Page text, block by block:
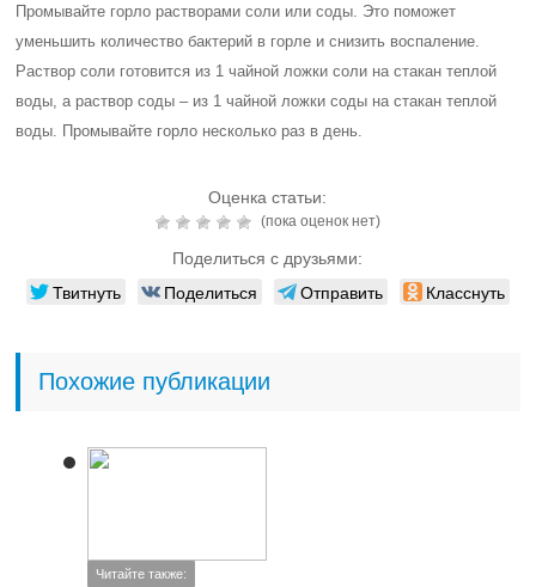
Промывайте горло растворами соли или соды. Это поможет
уменьшить количество бактерий в горле и снизить воспаление.
Раствор соли готовится из 1 чайной ложки соли на стакан теплой
воды, а раствор соды – из 1 чайной ложки соды на стакан теплой
воды. Промывайте горло несколько раз в день.
Оценка статьи:
(пока оценок нет)
Поделиться с друзьями:
Твитнуть Поделиться Отправить Класснуть
Похожие публикации
Читайте также: